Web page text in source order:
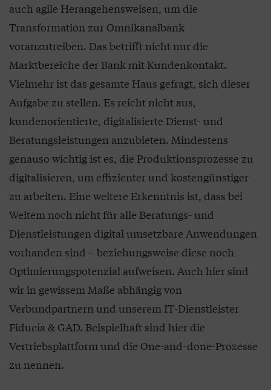
auch agile Herangehensweisen, um die
Transformation zur Omnikanalbank
voranzutreiben. Das betrifft nicht nur die
Marktbereiche der Bank mit Kundenkontakt.
Vielmehr ist das gesamte Haus gefragt, sich dieser
Aufgabe zu stellen. Es reicht nicht aus,
kundenorientierte, digitalisierte Dienst- und
Beratungsleistungen anzubieten. Mindestens
genauso wichtig ist es, die Produktionsprozesse zu
digitalisieren, um effizienter und kostengünstiger
zu arbeiten. Eine weitere Erkenntnis ist, dass bei
Weitem noch nicht für alle Beratungs- und
Dienstleistungen digital umsetzbare Anwendungen
vorhanden sind – beziehungsweise diese noch
Optimierungspotenzial aufweisen. Auch hier sind
wir in gewissem Maße abhängig von
Verbundpartnern und unserem IT-Dienstleister
Fiducia & GAD. Beispielhaft sind hier die
Vertriebsplattform und die One-and-done-Prozesse
zu nennen.